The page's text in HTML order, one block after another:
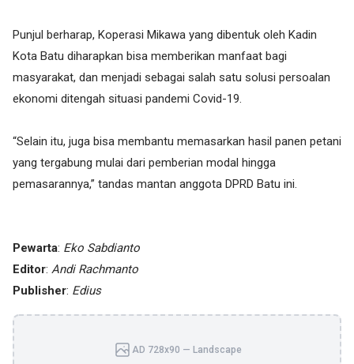
Punjul berharap, Koperasi Mikawa yang dibentuk oleh Kadin
Kota Batu diharapkan bisa memberikan manfaat bagi
masyarakat, dan menjadi sebagai salah satu solusi persoalan
ekonomi ditengah situasi pandemi Covid-19.
“Selain itu, juga bisa membantu memasarkan hasil panen petani
yang tergabung mulai dari pemberian modal hingga
pemasarannya,” tandas mantan anggota DPRD Batu ini.
Pewarta: Eko Sabdianto
Editor: Andi Rachmanto
Publisher: Edius
AD 728x90 — Landscape